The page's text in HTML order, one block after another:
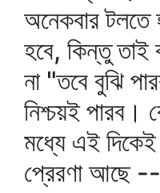
অনেকবার টলতে
হবে, কিন্তু তাই
না "তবে বুঝি
নিশ্চয়ই পারব।
মধ্যে এই
প্রেরণা আছে